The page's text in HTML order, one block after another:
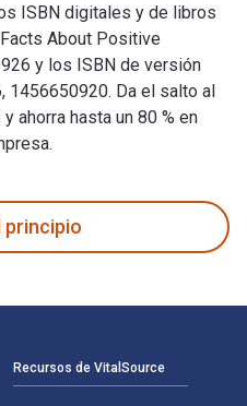
ISBN digitales y de libros
About Positive
y los ISBN de versión
1456650920. Da el salto al
ahorra hasta un 80 % en
principio
Recursos de VitalSource